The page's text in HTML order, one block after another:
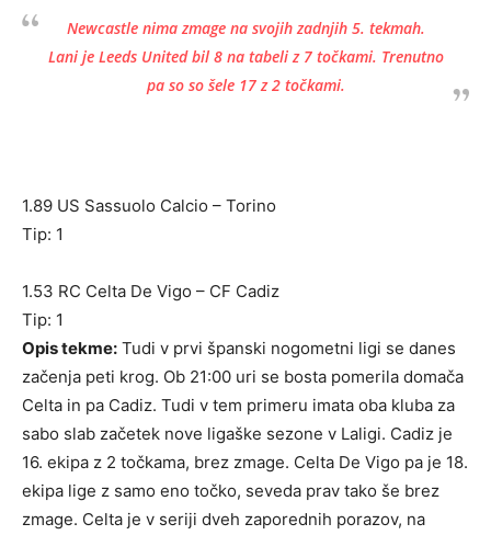
Newcastle nima zmage na svojih zadnjih 5. tekmah.
Lani je Leeds United bil 8 na tabeli z 7 točkami. Trenutno
pa so so šele 17 z 2 točkami.
1.89 US Sassuolo Calcio – Torino
Tip: 1
1.53 RC Celta De Vigo – CF Cadiz
Tip: 1
Opis tekme: Tudi v prvi španski nogometni ligi se danes
začenja peti krog. Ob 21:00 uri se bosta pomerila domača
Celta in pa Cadiz. Tudi v tem primeru imata oba kluba za
sabo slab začetek nove ligaške sezone v Laligi. Cadiz je
16. ekipa z 2 točkama, brez zmage. Celta De Vigo pa je 18.
ekipa lige z samo eno točko, seveda prav tako še brez
zmage. Celta je v seriji dveh zaporednih porazov, na